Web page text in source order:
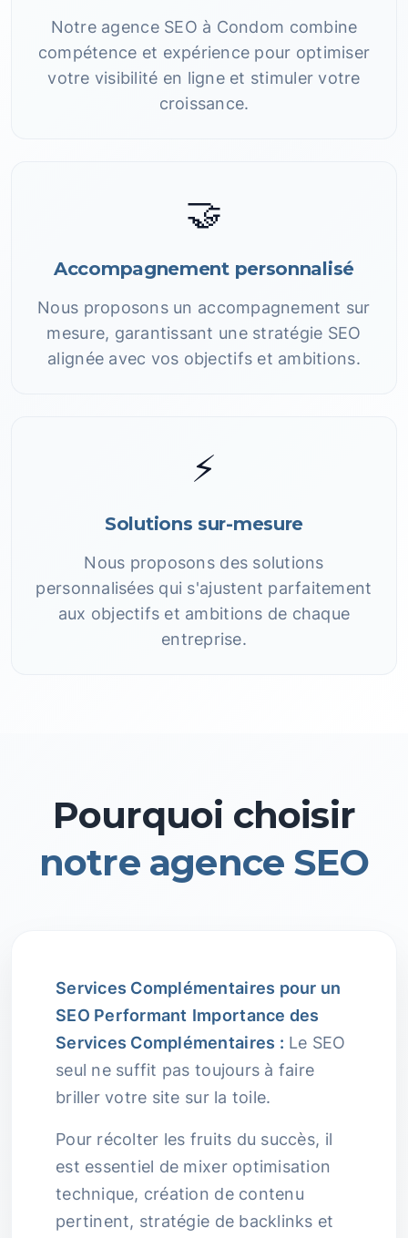
Notre agence SEO à Condom combine
compétence et expérience pour optimiser
votre visibilité en ligne et stimuler votre
croissance.
🤝
Accompagnement personnalisé
Nous proposons un accompagnement sur
mesure, garantissant une stratégie SEO
alignée avec vos objectifs et ambitions.
⚡
Solutions sur-mesure
Nous proposons des solutions
personnalisées qui s'ajustent parfaitement
aux objectifs et ambitions de chaque
entreprise.
Pourquoi choisir
notre agence SEO
Services Complémentaires pour un
SEO Performant Importance des
Services Complémentaires : Le SEO
seul ne suffit pas toujours à faire
briller votre site sur la toile.
Pour récolter les fruits du succès, il
est essentiel de mixer optimisation
technique, création de contenu
pertinent, stratégie de backlinks et